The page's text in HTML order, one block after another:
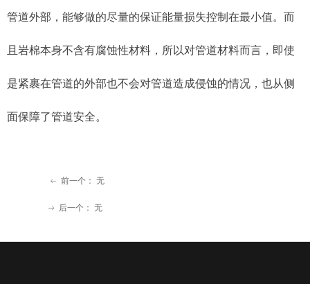
ꂃ 前一个： 无
ꁹ 后一个： 无
管道外部，能够做的尽量的保证能量损失控制在最小值。而
且岩棉本身不含有腐蚀性材料，所以对管道材料而言，即使
是紧裹在管道的外部也不会对管道造成侵蚀的情况，也从侧
面保障了管道安全。